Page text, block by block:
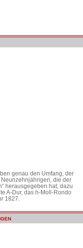
genau den Umfang, der
die der
herausgegeben hat, dazu
A-Dur, das h-Moll-Rondo
1827.